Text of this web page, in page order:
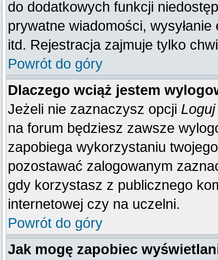
do dodatkowych funkcji
prywatne wiadomości,
itd. Rejestracja zajmuje tylko
Powrót do góry
Dlaczego wciąż jestem
Jeżeli nie zaznaczysz opcji
na forum będziesz zawsze
zapobiega wykorzystaniu
pozostawać zalogowanym
gdy korzystasz z publicznego
internetowej czy na uczelni.
Powrót do góry
Jak mogę zapobiec